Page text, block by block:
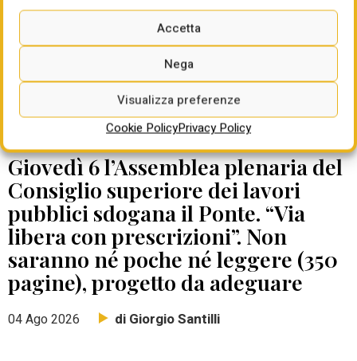
Accetta
Nega
Visualizza preferenze
Cookie PolicyPrivacy Policy
DATE DA RICORDARE
Giovedì 6 l’Assemblea plenaria del
Consiglio superiore dei lavori
pubblici sdogana il Ponte. “Via
libera con prescrizioni”. Non
saranno né poche né leggere (350
pagine), progetto da adeguare
04 Ago 2026 di Giorgio Santilli